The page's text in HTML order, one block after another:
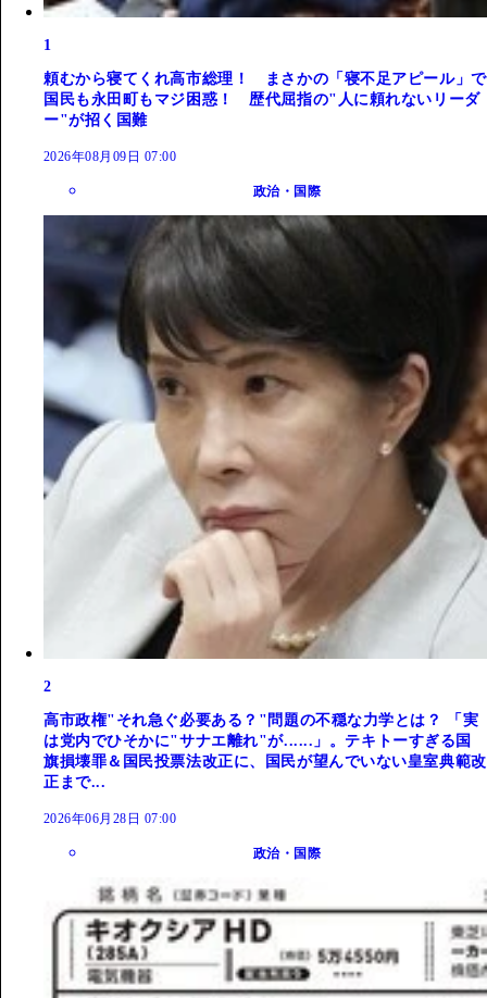
1
頼むから寝てくれ高市総理！ まさかの「寝不足アピール」で
国民も永田町もマジ困惑！ 歴代屈指の"人に頼れないリーダ
ー"が招く国難
2026年08月09日 07:00
政治・国際
2
高市政権"それ急ぐ必要ある？"問題の不穏な力学とは？ 「実
は党内でひそかに"サナエ離れ"が......」。テキトーすぎる国
旗損壊罪＆国民投票法改正に、国民が望んでいない皇室典範改
正まで...
2026年06月28日 07:00
政治・国際